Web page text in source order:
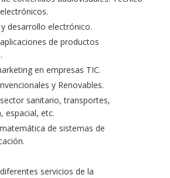
desarrollo electrónico.
de productos
en empresas TIC.
y Renovables.
sanitario, transportes,
espacial, etc.
de sistemas de
servicios de la